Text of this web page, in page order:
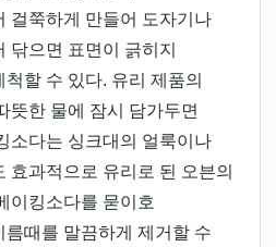
걸쭉하게 만들어 도자기나
닦으면 표면이 긁히지
할 수 있다. 유리 제품의
뜻한 물에 잠시 담가두면
소다는 싱크대의 얼룩이나
효과적으로 유리로 된 오븐의
이킹소다를 묻이호
때를 말끔하게 제거할 수